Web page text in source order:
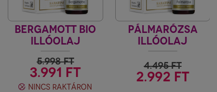
BERGAMOTT BIO
ILLÓOLAJ
FIORE D'ORIENTE
5.998FT
3.991 FT
NINCS RAKTÁRON
PÁLMARÓZSA
ILLÓOLAJ
FIORE D'ORIENTE
4.495FT
2.992 FT